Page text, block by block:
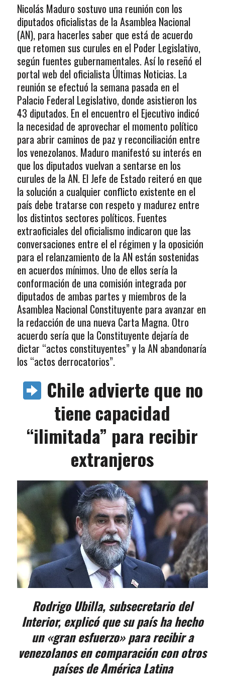
Nicolás Maduro sostuvo una reunión con los
diputados oficialistas de la Asamblea Nacional
(AN), para hacerles saber que está de acuerdo
que retomen sus curules en el Poder Legislativo,
según fuentes gubernamentales. Así lo reseñó el
portal web del oficialista Últimas Noticias. La
reunión se efectuó la semana pasada en el
Palacio Federal Legislativo, donde asistieron los
43 diputados. En el encuentro el Ejecutivo indicó
la necesidad de aprovechar el momento político
para abrir caminos de paz y reconciliación entre
los venezolanos. Maduro manifestó su interés en
que los diputados vuelvan a sentarse en los
curules de la AN. El Jefe de Estado reiteró en que
la solución a cualquier conflicto existente en el
país debe tratarse con respeto y madurez entre
los distintos sectores políticos. Fuentes
extraoficiales del oficialismo indicaron que las
conversaciones entre el el régimen y la oposición
para el relanzamiento de la AN están sostenidas
en acuerdos mínimos. Uno de ellos sería la
conformación de una comisión integrada por
diputados de ambas partes y miembros de la
Asamblea Nacional Constituyente para avanzar en
la redacción de una nueva Carta Magna. Otro
acuerdo sería que la Constituyente dejaría de
dictar “actos constituyentes” y la AN abandonaría
los “actos derrocatorios”.
Chile advierte que no
tiene capacidad
“ilimitada” para recibir
extranjeros
Rodrigo Ubilla, subsecretario del
Interior, explicó que su país ha hecho
un «gran esfuerzo» para recibir a
venezolanos en comparación con otros
países de América Latina